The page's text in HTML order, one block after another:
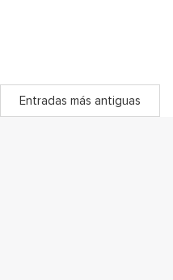
Entradas más antiguas